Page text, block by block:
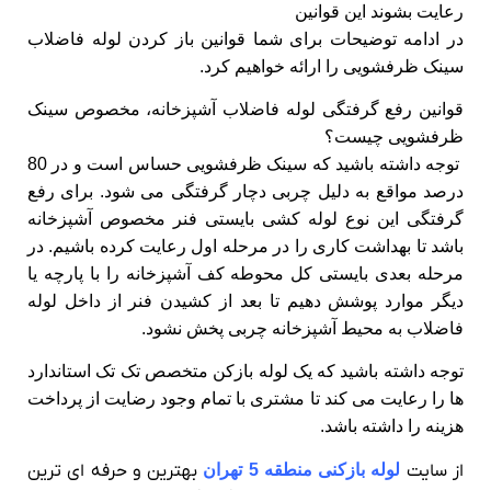
رعایت بشوند این قوانین
در ادامه توضیحات برای شما قوانین باز کردن لوله فاضلاب
سینک ظرفشویی را ارائه خواهیم کرد.
قوانین رفع گرفتگی لوله فاضلاب آشپزخانه، مخصوص سینک
ظرفشویی چیست؟
توجه داشته باشید که سینک ظرفشویی حساس است و در 80
درصد مواقع به دلیل چربی دچار گرفتگی می شود. برای رفع
گرفتگی این نوع لوله کشی بایستی فنر مخصوص آشپزخانه
باشد تا بهداشت کاری را در مرحله اول رعایت کرده باشیم. در
مرحله بعدی بایستی کل محوطه کف آشپزخانه را با پارچه یا
دیگر موارد پوشش دهیم تا بعد از کشیدن فنر از داخل لوله
فاضلاب به محیط آشپزخانه چربی پخش نشود.
توجه داشته باشید که یک لوله بازکن متخصص تک تک استاندارد
ها را رعایت می کند تا مشتری با تمام وجود رضایت از پرداخت
هزینه را داشته باشد.
از سایتلوله بازکنی منطقه 5 تهران
بهترین و حرفه ای ترین